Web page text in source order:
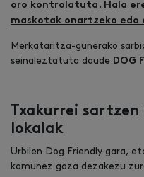
oro kontrolatuta. Hala
maskotak onartzeko edo
Merkataritza-gunerako
seinaleztatuta daude
DOG
Txakurrei
lokalak
Urbilen Dog Friendly gara,
komunez goza dezakezu